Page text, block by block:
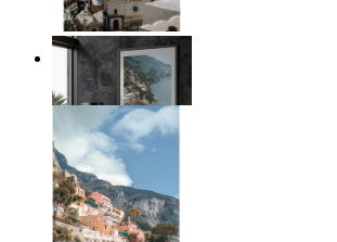
Coastal Architecture
Ab
14,95 €